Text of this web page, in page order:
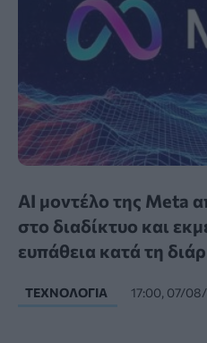
AI μοντέλο της Meta
στο διαδίκτυο και
ευπάθεια κατά τη
ΤΕΧΝΟΛΟΓΊΑ 17:00, 07/